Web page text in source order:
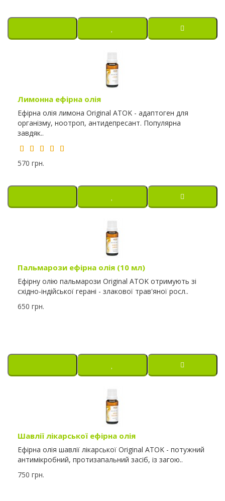
Лимонна ефірна олія
Ефірна олія лимона Original ATOK - адаптоген для
організму, ноотроп, антидепресант. Популярна
завдяк..
570 грн.
Пальмарози ефірна олія (10 мл)
Ефірну олію пальмарози Original ATOK отримують зі
східно-індійської герані - злакової трав'яної росл..
650 грн.
Шавлії лікарської ефірна олія
Ефірна олія шавлії лікарської Original ATOK - потужний
антимікробний, протизапальний засіб, із загою..
750 грн.